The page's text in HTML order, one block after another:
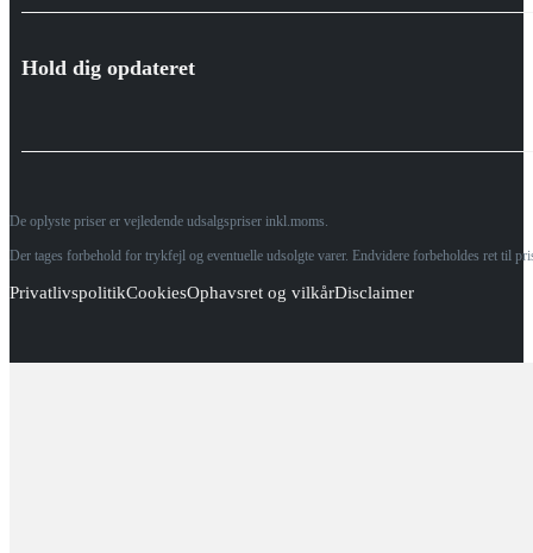
Hold dig opdateret
De oplyste priser er vejledende udsalgspriser inkl.moms.
Der tages forbehold for trykfejl og eventuelle udsolgte varer. Endvidere forbeholdes ret til
PrivatlivspolitikCookiesOphavsret og vilkårDisclaimer